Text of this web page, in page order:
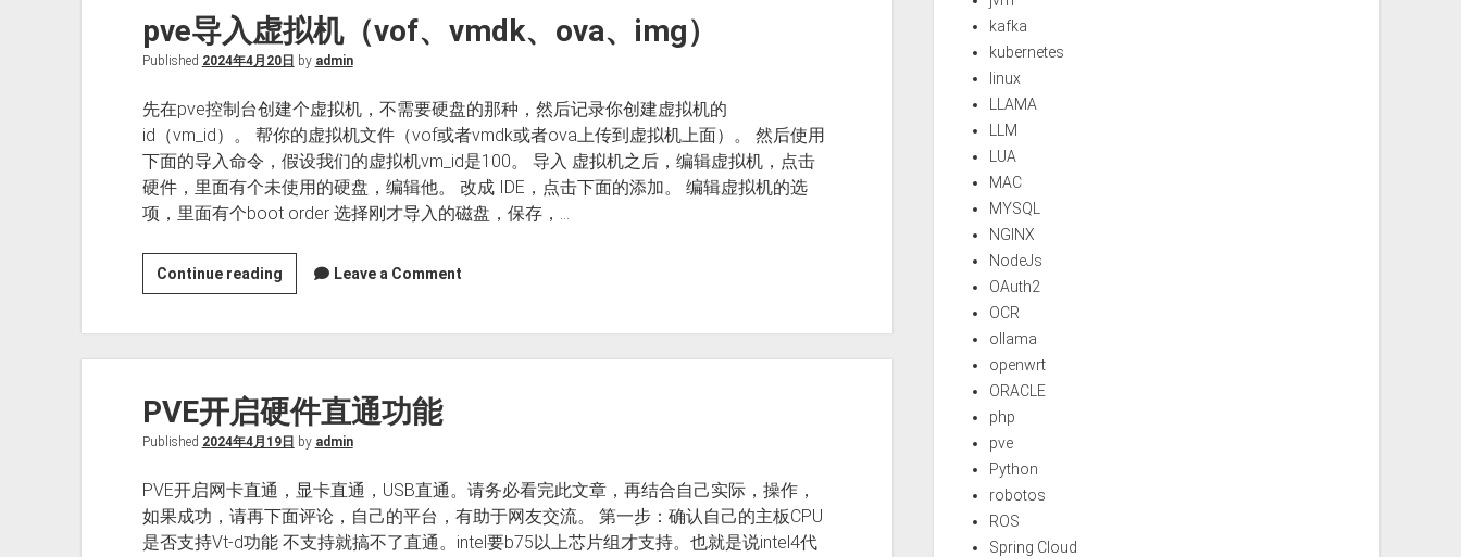
401
Unauthorized
装
查
看
温
度
lxc
容
pve导入虚拟机（vof、vmdk、ova、img）
Published 2024年4月20日 by admin
先在pve控制台创建个虚拟机，不需要硬盘的那种，然后记录你创建虚拟机的
id（vm_id）。 帮你的虚拟机文件（vof或者vmdk或者ova上传到虚拟机上面）。 然后使用
下面的导入命令，假设我们的虚拟机vm_id是100。 导入 虚拟机之后，编辑虚拟机，点击
硬件，里面有个未使用的硬盘，编辑他。 改成 IDE，点击下面的添加。 编辑虚拟机的选
项，里面有个boot order 选择刚才导入的磁盘，保存，…
Continue readingpve
导
机
（vof、
vmdk、
ova、
img）
Leave a Comment
PVE开启硬件直通功能
Published 2024年4月19日 by admin
PVE开启网卡直通，显卡直通，USB直通。请务必看完此文章，再结合自己实际，操作，
如果成功，请再下面评论，自己的平台，有助于网友交流。 第一步：确认自己的主板CPU
是否支持Vt-d功能 不支持就搞不了直通。intel要b75以上芯片组才支持。也就是说intel4代
kafka
kubernetes
linux
LLAMA
LLM
LUA
MAC
MYSQL
NGINX
NodeJs
OAuth2
OCR
ollama
openwrt
ORACLE
php
pve
Python
robotos
ROS
Spring Cloud